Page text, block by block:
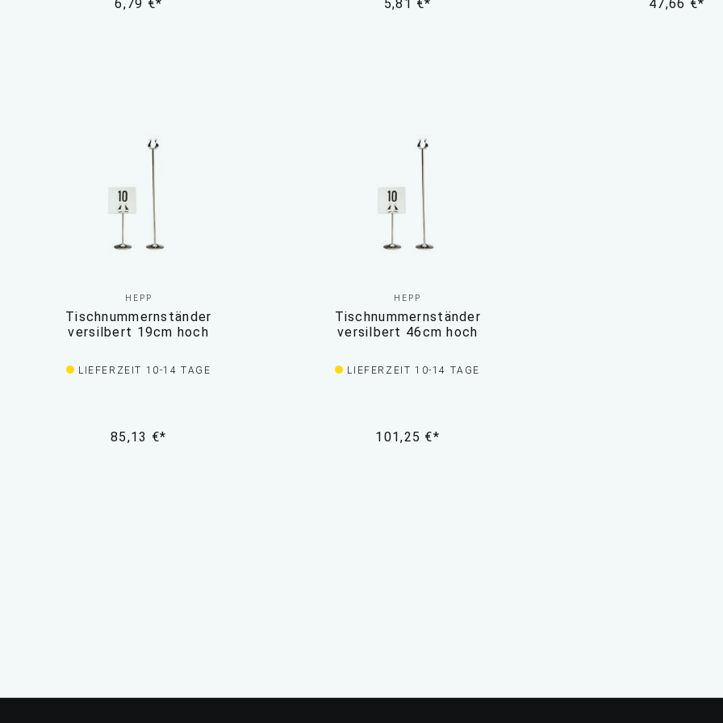
6,79 €* 5,81 €* 47,66 €*
HEPP
Tischnummernständer
versilbert 19cm hoch
LIEFERZEIT 10-14 TAGE
85,13 €*
HEPP
Tischnummernständer
versilbert 46cm hoch
LIEFERZEIT 10-14 TAGE
101,25 €*